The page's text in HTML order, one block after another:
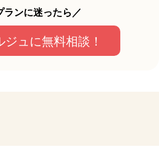
ランに迷ったら／
ジュに無料相談！